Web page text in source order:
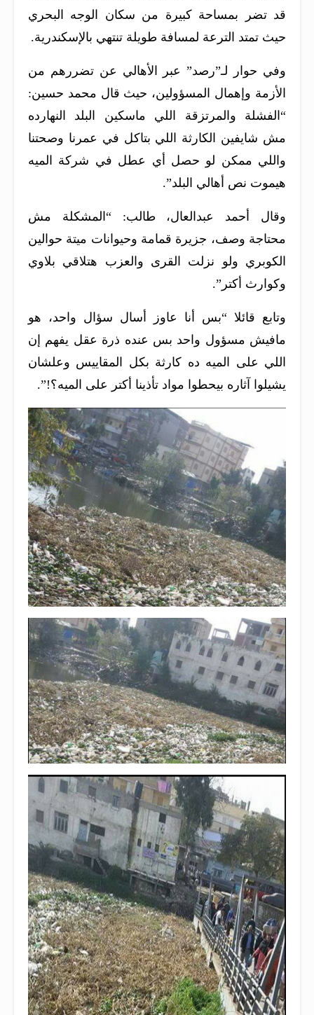
قد تضر بمساحة كبيرة من سكان الوجه البحري
حيث تمتد الترعة لمسافة طويلة تنتهي بالإسكندرية.
وفي حوار لـ”رصد” عبر الأهالي عن تضررهم من
الأزمة وإهمال المسؤولين، حيث قال محمد حسين:
“الفشلة والمرتزقة اللي ماسكين البلد النهارده
مش شايفين الكارثة اللي بتاكل في عمرنا وصحتنا
واللي ممكن لو حصل أي عطل في شركة الميه
هيموت نص أهالي البلد”.
وقال أحمد عبدالعال، طالب: “المشكلة مش
محتاجة وصف، جزيرة قمامة وحيوانات ميتة حوالين
الكوبري ولو نزلت القرى والعزب هتلاقي بلاوي
وكوارث أكتر”.
وتابع قائلا “بس أنا عاوز أسال سؤال واحد، هو
مافيش مسؤول واحد بس عنده ذرة عقل يفهم إن
اللي على الميه ده كارثة بكل المقاييس وعلشان
يشيلوا آثاره بيحطوا مواد تأذينا أكتر على الميه؟!”.